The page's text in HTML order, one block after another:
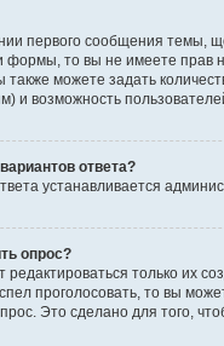
первого сообщения темы,
формы, то вы не имеете прав
также можете задать
и возможность
ответа?
устанавливается
опрос?
редактироваться только их
проголосовать, то вы
Это сделано для того,